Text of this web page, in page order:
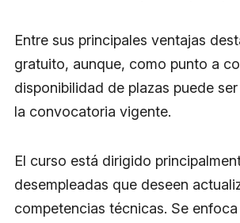
Entre sus principales ventajas
gratuito, aunque, como punto a
disponibilidad de plazas puede
la convocatoria vigente.
El curso está dirigido
desempleadas que deseen
competencias técnicas. Se